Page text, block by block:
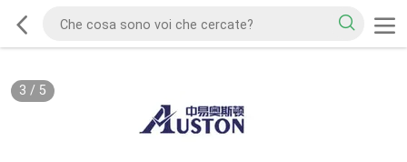
3 / 5